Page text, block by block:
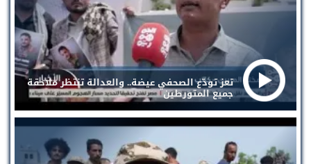
تعز تودّع الصحفي عيضة.. والعدالة تنتظر ملاحقة
جميع المتورطين